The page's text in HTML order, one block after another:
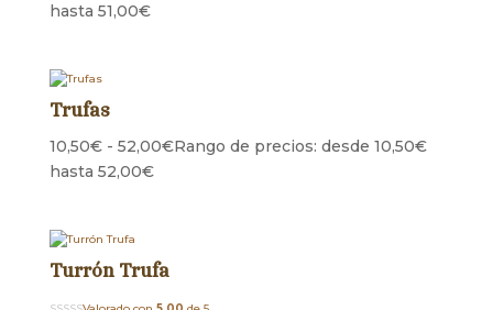
hasta 51,00€
Trufas
10,50€ - 52,00€Rango de precios: desde 10,50€
hasta 52,00€
Turrón Trufa